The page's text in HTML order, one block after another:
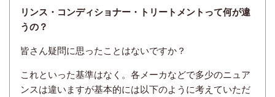
リンス・コンディショナー・トリートメントって何が違
うの？
皆さん疑問に思ったことはないですか？
これといった基準はなく。各メーカなどで多少のニュア
ンスは違いますが基本的には以下のように考えていただ